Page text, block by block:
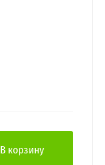
В корзину